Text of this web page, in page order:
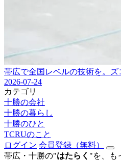
帯広で全国レベルの技術を。ズ
2026-07-24
カテゴリ
十勝の会社
十勝の暮らし
十勝のひと
TCRUのこと
ログイン 会員登録（無料）
帯広・十勝の"はたらく "を、も